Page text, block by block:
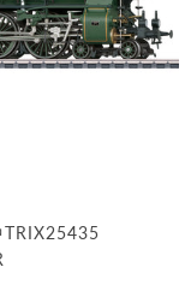
TRIX25435